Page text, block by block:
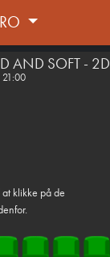
AND SOFT - 2D
klikke på de